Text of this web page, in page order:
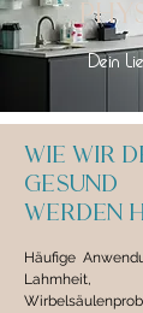
Dein
Wie wir
Gesund
werden
Häufige
Lahmheit,